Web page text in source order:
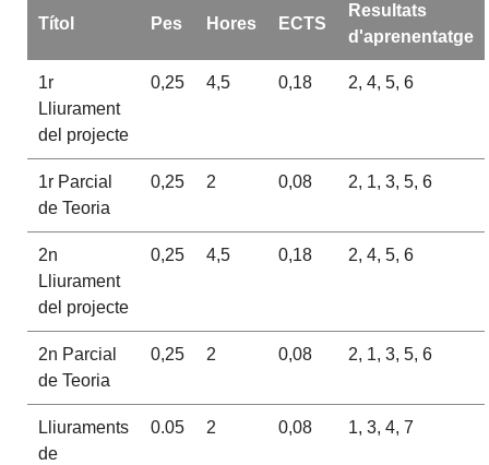
Títol Pes Hores ECTS
Resultats
d'aprenentatge
1r
Lliurament
del projecte
0,25 4,5 0,18 2, 4, 5, 6
1r Parcial
de Teoria
0,25 2 0,08 2, 1, 3, 5, 6
2n
Lliurament
del projecte
0,25 4,5 0,18 2, 4, 5, 6
2n Parcial
de Teoria
0,25 2 0,08 2, 1, 3, 5, 6
Lliuraments
de
0.05 2 0,08 1, 3, 4, 7